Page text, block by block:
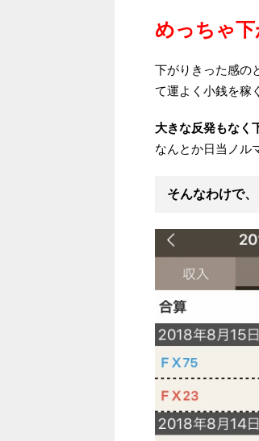
めっちゃ
下がりきった感の
て運よく小銭を稼
大きな反発もなく
なんとか日当ノル
そんなわけで、